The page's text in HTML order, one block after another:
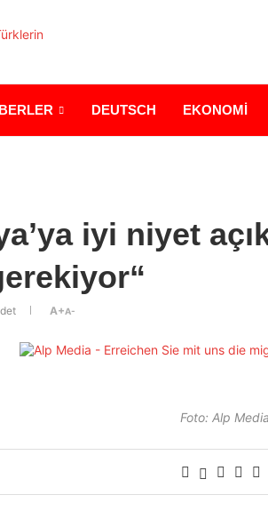
DEUTSCH EKONOMİ
iyi niyet
A+A-
Foto: Alp Media